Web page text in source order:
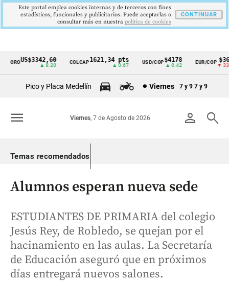
Cintillo
Colombia
OROUS$3342,60
▲ 8.20
COLCAP1621,34 pts
▲ 0.67
USD/COP$4178
▲ 0.42
EUR/COP $3639
▼ 33.00
Pico y Placa Medellín Viernes 7 y 9 7 y 9
person search
Viernes, 7 de Agosto de 2026
menu
Temas recomendados
Alumnos esperan nueva sede
ESTUDIANTES DE PRIMARIA del colegio
Jesús Rey, de Robledo, se quejan por el
hacinamiento en las aulas. La Secretaría
de Educación aseguró que en próximos
días entregará nuevos salones.
Este portal emplea cookies internas y de terceros con fines
estadísticos, funcionales y publicitarios. Puede aceptarlas o
consultar más en nuestra politica de cookies
CONTINUAR